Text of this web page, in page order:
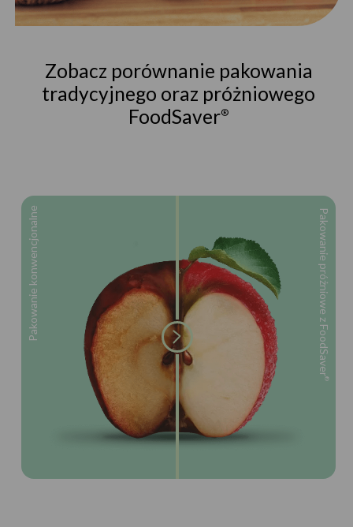
Zobacz porównanie pakowania
tradycyjnego oraz próżniowego
FoodSaver®
Pakowanie konwencjonalne Pakowanie próżniowe z FoodSaver
®